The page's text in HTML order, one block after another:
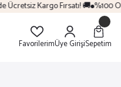
Kargo Fırsatı! 🚚 %100
FavorilerimÜye GirişiSepetim